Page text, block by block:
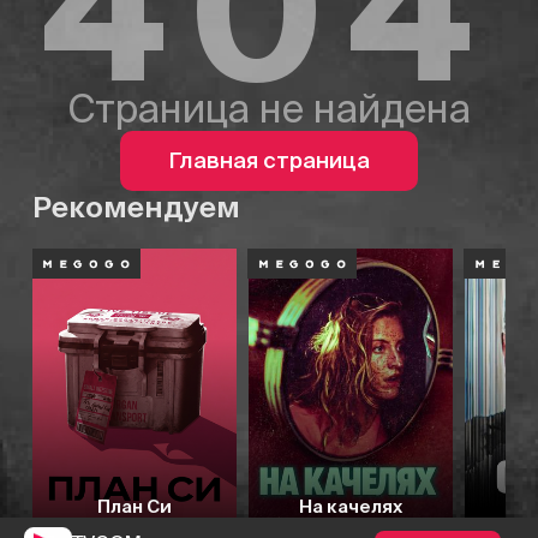
Страница не найдена
Главная страница
Рекомендуем
План Си На качелях